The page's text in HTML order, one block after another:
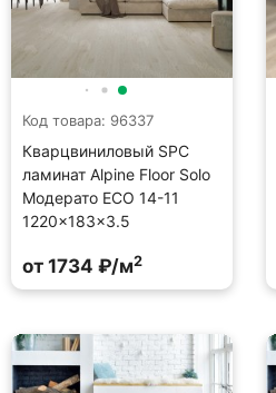
Код товара: 96337
Кварцвиниловый SPC
ламинат Alpine Floor Solo
Модерато ECO 14-11
1220×183×3.5
от 1734 ₽/м2